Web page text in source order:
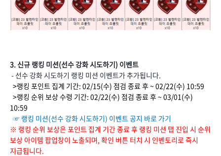
3. 신규 랭킹 미션(선수 강화 시도하기) 이벤트
- 선수 강화 시도하기 랭킹 미션 이벤트가 추가됩니다.
>랭킹 포인트 집계 기간: 02/15(수) 점검 종료 후 ~ 02/22(수) 10:59
>랭킹 순위 보상 수령 기간: 02/22(수) 점검 종료 후 ~ 03/01(수)
10:59
☞ 랭킹 미션(선수 강화 시도하기) 이벤트 공지 바로 가기
※ 랭킹 순위 보상은 포인트 집계 기간 종료 후 랭킹 미션 탭 진입 시 순위
보상 아이템 팝업창이 노출되며, 확인 버튼 터치 시 인벤토리로 즉시
지급됩니다.